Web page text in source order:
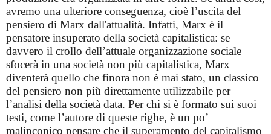
avremo una ulteriore conseguenza, cioè l’uscita del
pensiero di Marx dall'attualità. Infatti, Marx è il
pensatore insuperato della società capitalistica: se
davvero il crollo dell’attuale organizzazione sociale
sfocerà in una società non più capitalistica, Marx
diventerà quello che finora non è mai stato, un classico
del pensiero non più direttamente utilizzabile per
l’analisi della società data. Per chi si è formato sui suoi
testi, come l’autore di queste righe, è un po’
malinconico pensare che il superamento del capitalismo